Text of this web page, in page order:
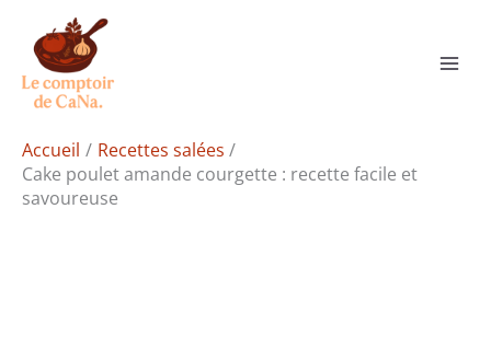
contenu
Accueil
Recettes salées
Cake poulet amande courgette : recette facile et
savoureuse
Rechercher